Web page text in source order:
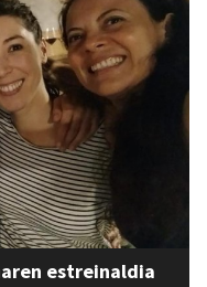
estreinaldia